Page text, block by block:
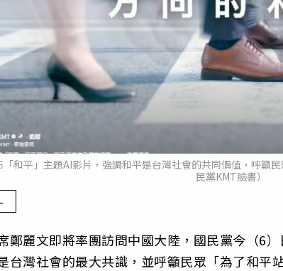
「和平」主題AI影片，強調和平是台灣社會的共同價值，呼籲
民黨KMT臉書）
鄭麗文即將率團訪問中國大陸，國民黨今（6
台灣社會的最大共識，並呼籲民眾「為了和平